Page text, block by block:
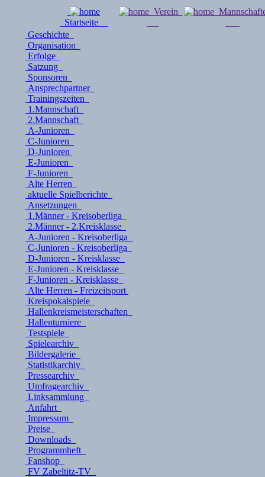
Startseite
Verein
Geschichte
Organisation
Erfolge
Satzung
Sponsoren
Ansprechpartner
Trainingszeiten
1.Mannschaft
2.Mannschaft
A-Junioren
C-Junioren
D-Junioren
E-Junioren
F-Junioren
Alte Herren
aktuelle Spielberichte
Ansetzungen
1.Männer - Kreisoberliga
2.Männer - 2.Kreisklasse
A-Junioren - Kreisoberliga
C-Junioren - Kreisoberliga
D-Junioren - Kreisklasse
E-Junioren - Kreisklasse
F-Junioren - Kreisklasse
Alte Herren - Freizeitsport
Kreispokalspiele
Hallenkreismeisterschaften
Hallenturniere
Testspiele
Spielearchiv
Bildergalerie
Statistikarchiv
Pressearchiv
Umfragearchiv
Linksammlung
Anfahrt
Impressum
Preise
Downloads
Programmheft
Fanshop
FV Zabeltitz-TV